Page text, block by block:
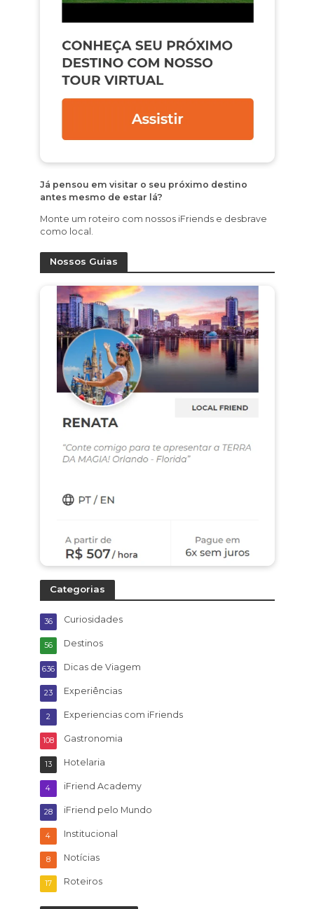
Já pensou em visitar o seu próximo destino
antes mesmo de estar lá?
Monte um roteiro com nossos iFriends e desbrave
como local.
Nossos Guias
Categorias
Curiosidades
36
Destinos
56
Dicas de Viagem
636
Experiências
23
Experiencias com iFriends
2
Gastronomia
108
Hotelaria
13
iFriend Academy
4
iFriend pelo Mundo
28
Institucional
4
Notícias
8
Roteiros
17